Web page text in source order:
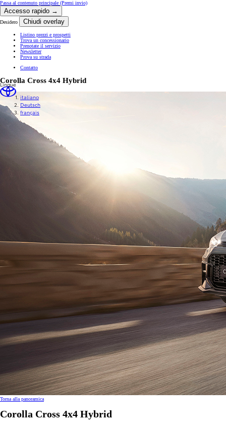
Passa al contenuto principale (Premi invio)
Accesso rapido →
Desidero Chiudi overlay
Listino prezzi e prospetti
Trova un concessionario
Prenotate il servizio
Newsletter
Prova su strada
Contatto
Lingue
italiano
Deutsch
français
Corolla Cross 4x4 Hybrid
Torna alla panoramica
Corolla Cross 4x4 Hybrid